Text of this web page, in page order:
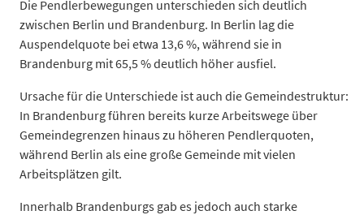
Datentabelle: 10 größte Einpendelverflechtungen 2024 – Berlin
Hamburg, Freie und Hansestadt
Blankenfelde-Mahlow
Oranienburg, Stadt
Teltow, Stadt
7.640
Schönefeld
7.339
Polen
Die Pendlerbewegungen unterschieden sich deutlich
zwischen Berlin und Brandenburg. In Berlin lag die
Auspendelquote bei etwa 13,6 %, während sie in
Brandenburg mit 65,5 % deutlich höher ausfiel.
Ursache für die Unterschiede ist auch die Gemeindestruktur:
In Brandenburg führen bereits kurze Arbeitswege über
Gemeindegrenzen hinaus zu höheren Pendlerquoten,
während Berlin als eine große Gemeinde mit vielen
Arbeitsplätzen gilt.
Innerhalb Brandenburgs gab es jedoch auch starke